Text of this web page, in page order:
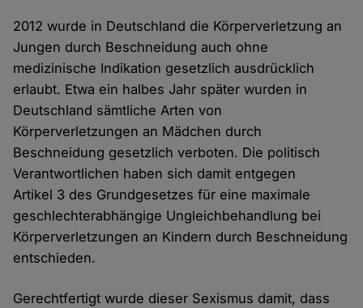
2012 wurde in Deutschland die Körperverletzung an
Jungen durch Beschneidung auch ohne
medizinische Indikation gesetzlich ausdrücklich
erlaubt. Etwa ein halbes Jahr später wurden in
Deutschland sämtliche Arten von
Körperverletzungen an Mädchen durch
Beschneidung gesetzlich verboten. Die politisch
Verantwortlichen haben sich damit entgegen
Artikel 3 des Grundgesetzes für eine maximale
geschlechterabhängige Ungleichbehandlung bei
Körperverletzungen an Kindern durch Beschneidung
entschieden.
Gerechtfertigt wurde dieser Sexismus damit, dass